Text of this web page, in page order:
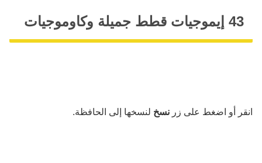
43 إيموجيات قطط جميلة وكاوموجيات
انقر أو اضغط على زر نسخ لنسخها إلى الحافظة.